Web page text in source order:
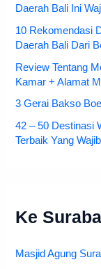
Daerah Bali Ini
10 Rekomendasi
Daerah Bali Dari
Review Tentang
Kamar + Alamat
3 Gerai Bakso
42 – 50 Destinasi
Terbaik Yang
Ke
Masjid Agung